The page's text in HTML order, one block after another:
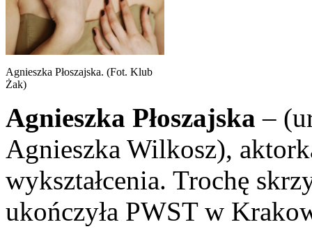
Agnieszka Płoszajska. (Fot. Klub
Żak)
Agnieszka Płoszajska –
Agnieszka Wilkosz),
wykształcenia. Trochę
ukończyła PWST w